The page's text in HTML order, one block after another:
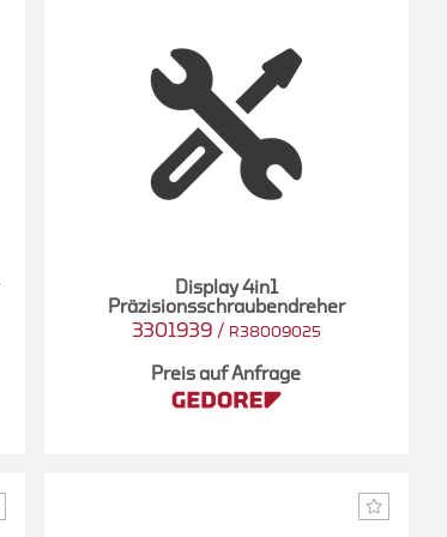
Display 4in1
Präzisionsschraubendreher
3301939 / R38009025
Preis auf Anfrage